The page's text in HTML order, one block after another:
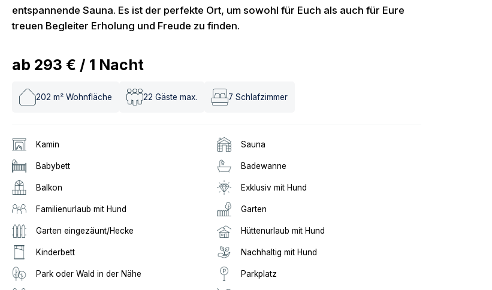
entspannende Sauna. Es ist der perfekte Ort, um sowohl für Euch als auch für Eure
treuen Begleiter Erholung und Freude zu finden.
ab 293 € / 1 Nacht
202 m² Wohnfläche 22 Gäste max. 7 Schlafzimmer
Kamin Sauna
Babybett Badewanne
Balkon Exklusiv mit Hund
Familienurlaub mit Hund Garten
Garten eingezäunt/Hecke Hüttenurlaub mit Hund
Kinderbett Nachhaltig mit Hund
Park oder Wald in der Nähe Parkplatz